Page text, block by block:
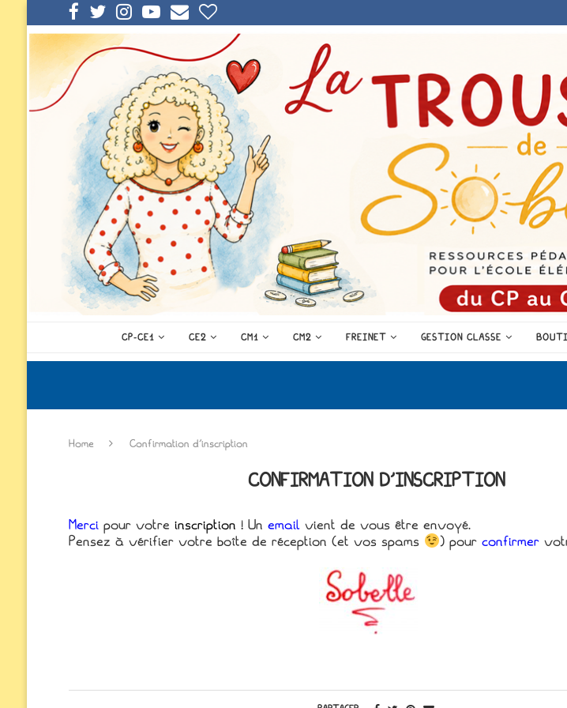
CP-CE1 CE2 CM1 CM2 FREINET GESTION CLASSE
Home Confirmation d’inscription
CONFIRMATION D’INSCRIPTION
Mercipour votre inscription ! Un emailvient de vous être envoyé.
Pensez à vérifier votre boîte de réception (et vos spams
) pourconfirmer